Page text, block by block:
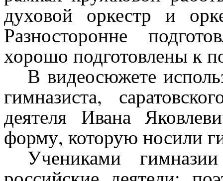
духовой оркестр и
Разносторонне
хорошо подготовлены к
В видеосюжете
гимназиста,
деятеля Ивана
форму, которую носили
Учениками